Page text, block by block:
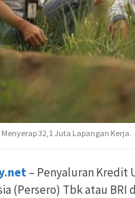
32,1 Juta Lapangan Kerja.
– Penyaluran Kredit
(Persero) Tbk atau